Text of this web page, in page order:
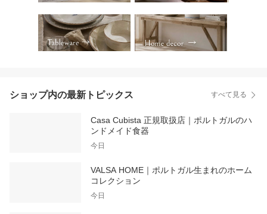
ショップ内の最新トピックス すべて見る
Casa Cubista 正規取扱店｜ポルトガルのハ
ンドメイド食器
今日
VALSA HOME｜ポルトガル生まれのホーム
コレクション
今日